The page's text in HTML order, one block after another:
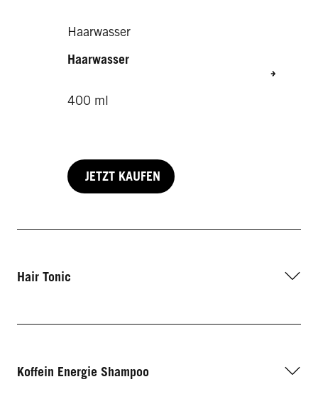
Haarwasser
Haarwasser
400 ml
JETZT KAUFEN
Hair Tonic
Koffein Energie Shampoo